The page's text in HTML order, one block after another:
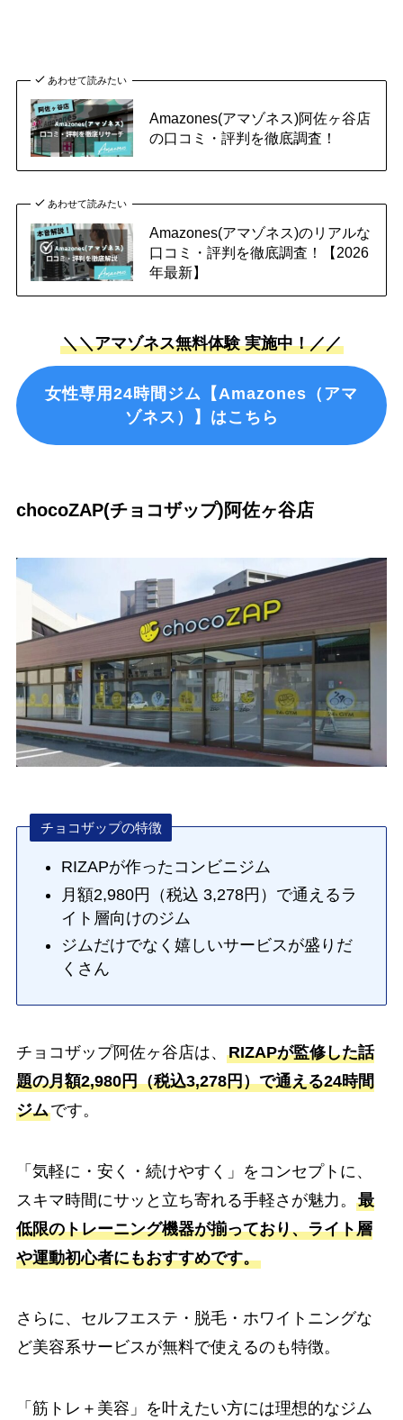
あわせて読みたい
Amazones(アマゾネス)阿佐ヶ谷店
の口コミ・評判を徹底調査！
あわせて読みたい
Amazones(アマゾネス)のリアルな
口コミ・評判を徹底調査！【2026
年最新】
＼＼アマゾネス無料体験 実施中！／／
女性専用24時間ジム【Amazones（アマ
ゾネス）】はこちら
chocoZAP(チョコザップ)阿佐ヶ谷店
チョコザップの特徴
RIZAPが作ったコンビニジム
月額2,980円（税込 3,278円）で通えるラ
イト層向けのジム
ジムだけでなく嬉しいサービスが盛りだ
くさん
チョコザップ阿佐ヶ谷店は、 RIZAPが監修した話
題の月額2,980円（税込3,278円）で通える24時間
ジムです。
「気軽に・安く・続けやすく」をコンセプトに、
スキマ時間にサッと立ち寄れる手軽さが魅力。 最
低限のトレーニング機器が揃っており、ライト層
や運動初心者にもおすすめです。
さらに、セルフエステ・脱毛・ホワイトニングな
ど美容系サービスが無料で使えるのも特徴。
「筋トレ＋美容」を叶えたい方には理想的なジム